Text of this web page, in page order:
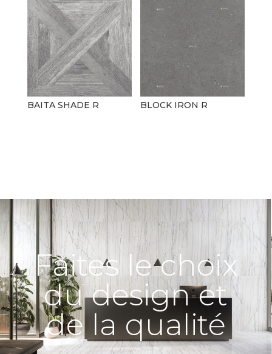
BAITA SHADE R BLOCK IRON R
Faites le choix
du design et
de la qualité